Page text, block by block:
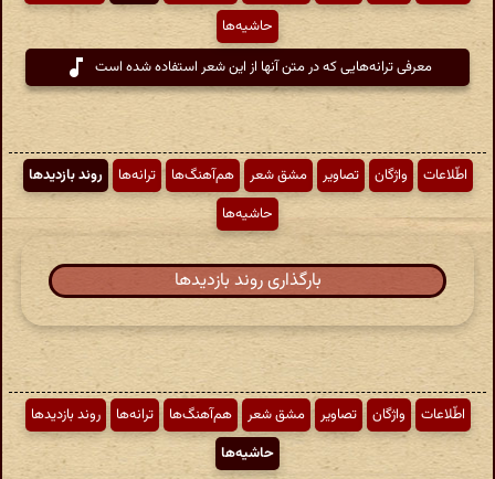
حاشیه‌ها
معرفی ترانه‌هایی که در متن آنها از این شعر استفاده شده است
اطّلاعات واژگان تصاویر مشق شعر هم‌آهنگ‌ها ترانه‌ها
روند بازدیدها
حاشیه‌ها
بارگذاری روند بازدیدها
اطّلاعات واژگان تصاویر مشق شعر هم‌آهنگ‌ها ترانه‌ها
روند بازدیدها
حاشیه‌ها